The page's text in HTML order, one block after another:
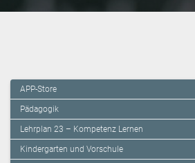
APP-Store
Pädagogik
Lehrplan 23 – Kompetenz Lernen
Kindergarten und Vorschule